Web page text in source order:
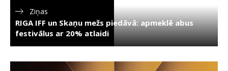
Ziņas
RIGA IFF un Skaņu mežs piedāvā: apmeklē abus
festivālus ar 20% atlaidi